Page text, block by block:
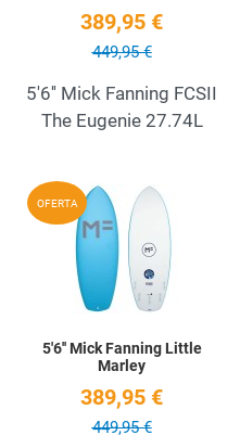
389,95 €
449,95 €
5'6'' Mick Fanning FCSII
The Eugenie 27.74L
OFERTA
5'6'' Mick Fanning Little
Marley
389,95 €
449,95 €